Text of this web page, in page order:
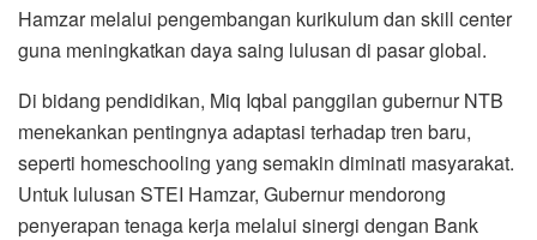
Hamzar melalui pengembangan kurikulum dan skill center
guna meningkatkan daya saing lulusan di pasar global.
Di bidang pendidikan, Miq Iqbal panggilan gubernur NTB
menekankan pentingnya adaptasi terhadap tren baru,
seperti homeschooling yang semakin diminati masyarakat.
Untuk lulusan STEI Hamzar, Gubernur mendorong
penyerapan tenaga kerja melalui sinergi dengan Bank